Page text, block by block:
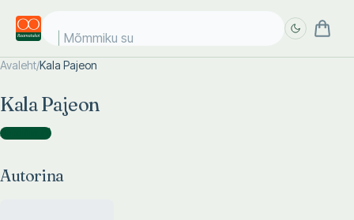
Mõmmiku su
Avaleht/Kala Pajeon
Kala Pajeon
Autorina )
Autorina